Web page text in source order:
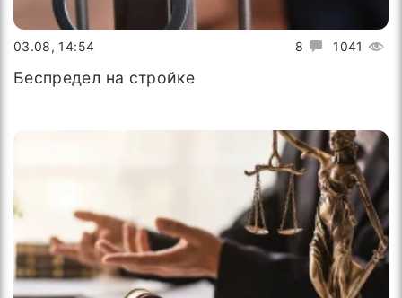
8 1041
03.08, 14:54
Беспредел на стройке